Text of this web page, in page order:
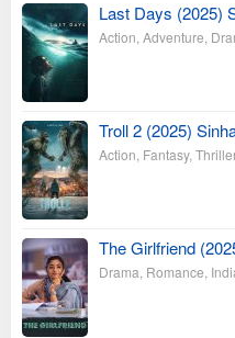
Last Days (2025)
Action Adventure
Troll 2 (2025)
Action Fantasy, Thriller
The Girlfriend
Drama Romance